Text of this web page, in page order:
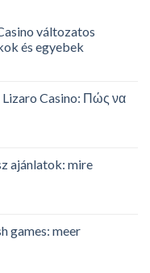
változatos
és egyebek
Lizaro Casino: Πώς να
ajánlatok: mire
games: meer